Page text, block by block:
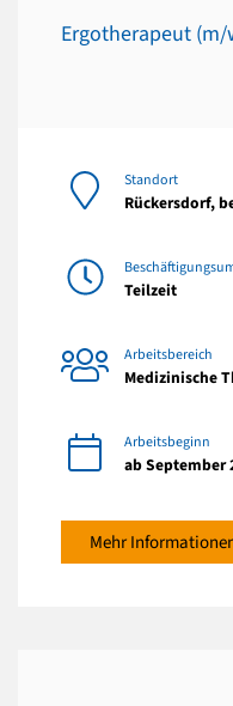
Ergotherapeut (m/
Standort
Rückersdorf,
Teilzeit
Arbeitsbereich
Medizinische
Arbeitsbeginn
ab September
Mehr